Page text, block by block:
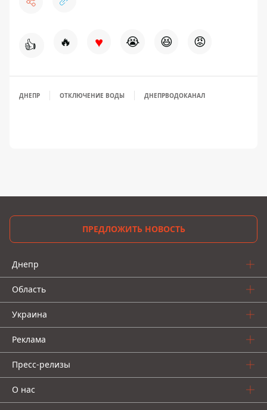
👍 🔥 ♥ 😭 😆 😡
ДНЕПР ОТКЛЮЧЕНИЕ ВОДЫ ДНЕПРВОДОКАНАЛ
ПРЕДЛОЖИТЬ НОВОСТЬ
Днепр
Область
Украина
Реклама
Пресс-релизы
О нас